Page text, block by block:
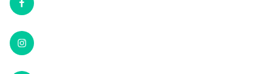
Instagram